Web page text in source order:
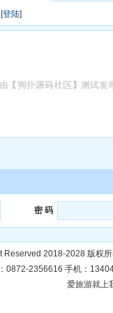
登陆]
密 码
Reserved 2018-2028 版权
0872-2356616 手机：
爱旅游就上